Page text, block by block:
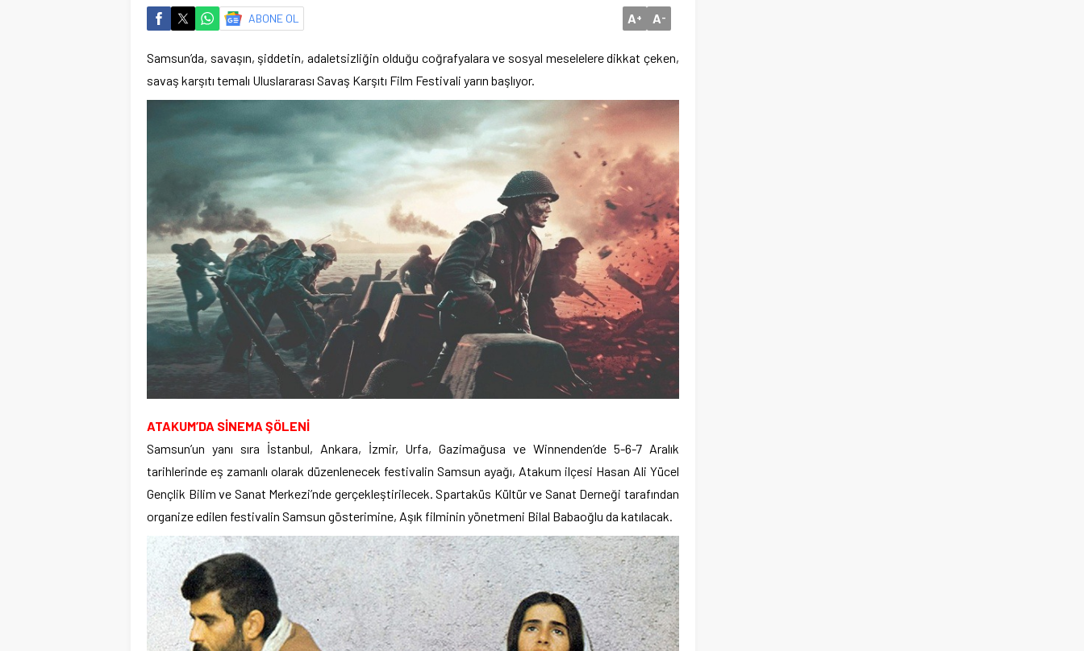
ABONE OL A+ A-
Samsun’da, savaşın, şiddetin, adaletsizliğin olduğu coğrafyalara ve sosyal meselelere dikkat çeken,
savaş karşıtı temalı Uluslararası Savaş Karşıtı Film Festivali yarın başlıyor.
ATAKUM’DA SİNEMA ŞÖLENİ
Samsun’un yanı sıra İstanbul, Ankara, İzmir, Urfa, Gazimağusa ve Winnenden’de 5-6-7 Aralık
tarihlerinde eş zamanlı olarak düzenlenecek festivalin Samsun ayağı, Atakum ilçesi Hasan Ali Yücel
Gençlik Bilim ve Sanat Merkezi’nde gerçekleştirilecek. Spartaküs Kültür ve Sanat Derneği tarafından
organize edilen festivalin Samsun gösterimine, Aşık filminin yönetmeni Bilal Babaoğlu da katılacak.